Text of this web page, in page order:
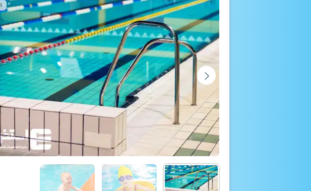
۱ از ۳